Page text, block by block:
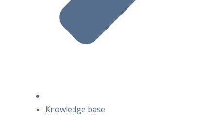
Knowledge base